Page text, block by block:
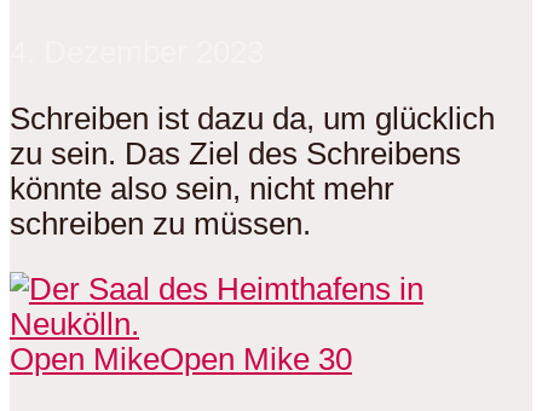
Schreiben ist dazu da, um glücklich
zu sein. Das Ziel des Schreibens
könnte also sein, nicht mehr
schreiben zu müssen.
Open MikeOpen Mike 30